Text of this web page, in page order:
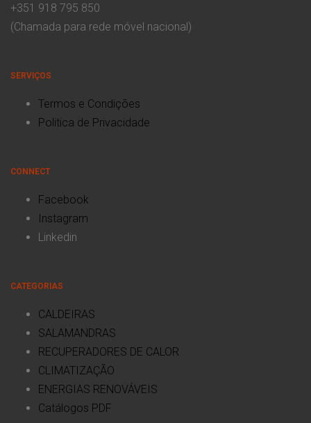
+351 918 795 850
(Chamada para rede móvel nacional)
SERVIÇOS
Termos e Condições
Politica de Privacidade
CONNECT
Facebook
Instagram
Linkedin
CATEGORIAS
CALDEIRAS
SALAMANDRAS
RECUPERADORES DE CALOR
CLIMATIZAÇÃO
ENERGIAS RENOVÁVEIS
Catálogos PDF